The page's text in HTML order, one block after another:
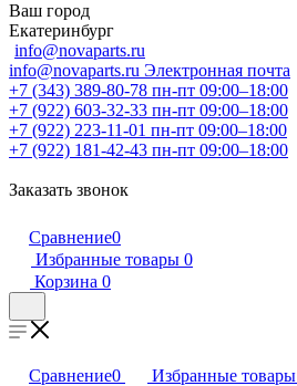
Ваш город
Екатеринбург
info@novaparts.ru
info@novaparts.ru Электронная почта
+7 (343) 389-80-78 пн-пт 09:00–18:00
+7 (922) 603-32-33 пн-пт 09:00–18:00
+7 (922) 223-11-01 пн-пт 09:00–18:00
+7 (922) 181-42-43 пн-пт 09:00–18:00
Заказать звонок
Сравнение0
Избранные товары 0
Корзина 0
Сравнение0 Избранные товары